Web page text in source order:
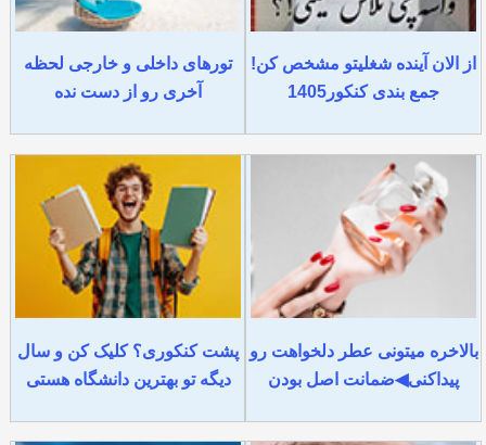
از الان آینده شغلیتو مشخص کن!
جمع بندی کنکور1405
تورهای داخلی و خارجی لحظه
آخری رو از دست نده
بالاخره میتونی عطر دلخواهت رو
پیداکنی◀ضمانت اصل بودن
پشت کنکوری؟ کلیک کن و سال
دیگه تو بهترین دانشگاه هستی